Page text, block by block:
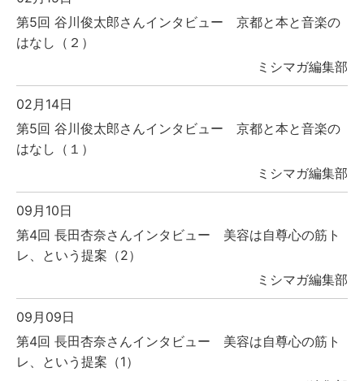
第5回 谷川俊太郎さんインタビュー 京都と本と音楽の
はなし（２）
ミシマガ編集部
02月14日
第5回 谷川俊太郎さんインタビュー 京都と本と音楽の
はなし（１）
ミシマガ編集部
09月10日
第4回 長田杏奈さんインタビュー 美容は自尊心の筋ト
レ、という提案（2）
ミシマガ編集部
09月09日
第4回 長田杏奈さんインタビュー 美容は自尊心の筋ト
レ、という提案（1）